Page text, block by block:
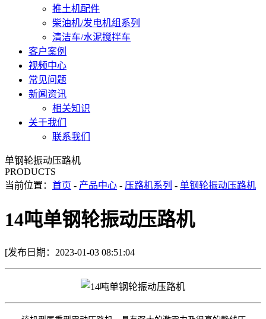
推土机配件
柴油机/发电机组系列
清洁车/水泥搅拌车
客户案例
视频中心
常见问题
新闻资讯
相关知识
关于我们
联系我们
单钢轮振动压路机
PRODUCTS
当前位置： 首页 - 产品中心 - 压路机系列 - 单钢轮振动压路机
14吨单钢轮振动压路机
[发布日期：2023-01-03 08:51:04